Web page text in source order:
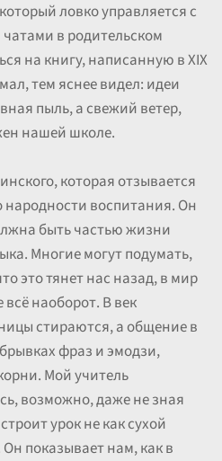
ловко управляется с
в родительском
на книгу, написанную в XIX
тем яснее видел: идеи
пыль, а свежий ветер,
нашей школе.
которая отзывается
народности воспитания. Он
быть частью жизни
Многие могут подумать,
это тянет нас назад, в мир
наоборот. В век
стираются, а общение в
фраз и эмодзи,
Мой учитель
возможно, даже не зная
урок не как сухой
показывает нам, как в